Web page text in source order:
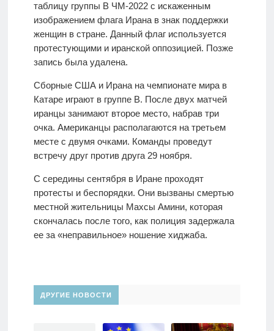
таблицу группы B ЧМ-2022 с искаженным
изображением флага Ирана в знак поддержки
женщин в стране. Данный флаг используется
протестующими и иранской оппозицией. Позже
запись была удалена.
Сборные США и Ирана на чемпионате мира в
Катаре играют в группе В. После двух матчей
иранцы занимают второе место, набрав три
очка. Американцы располагаются на третьем
месте с двумя очками. Команды проведут
встречу друг против друга 29 ноября.
С середины сентября в Иране проходят
протесты и беспорядки. Они вызваны смертью
местной жительницы Махсы Амини, которая
скончалась после того, как полиция задержала
ее за «неправильное» ношение хиджаба.
ДРУГИЕ НОВОСТИ